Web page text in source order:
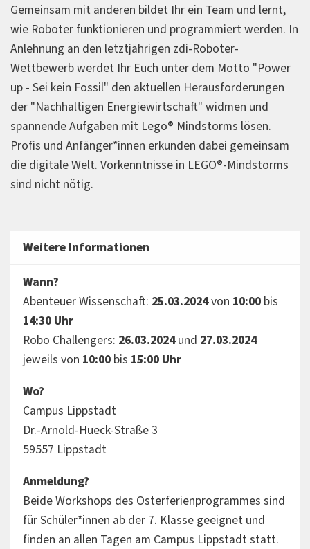
Gemeinsam mit anderen bildet Ihr ein Team und lernt,
wie Roboter funktionieren und programmiert werden. In
Anlehnung an den letztjährigen zdi-Roboter-
Wettbewerb werdet Ihr Euch unter dem Motto "Power
up - Sei kein Fossil" den aktuellen Herausforderungen
der "Nachhaltigen Energiewirtschaft" widmen und
spannende Aufgaben mit Lego® Mindstorms lösen.
Profis und Anfänger*innen erkunden dabei gemeinsam
die digitale Welt. Vorkenntnisse in LEGO®-Mindstorms
sind nicht nötig.
Weitere Informationen
Wann?
Abenteuer Wissenschaft: 25.03.2024von 10:00bis
14:30 Uhr
Robo Challengers: 26.03.2024und 27.03.2024
jeweils von 10:00bis 15:00 Uhr
Wo?
Campus Lippstadt
Dr.-Arnold-Hueck-Straße 3
59557 Lippstadt
Anmeldung?
Beide Workshops des Osterferienprogrammes sind
für Schüler*innen ab der 7. Klasse geeignet und
finden an allen Tagen am Campus Lippstadt statt.